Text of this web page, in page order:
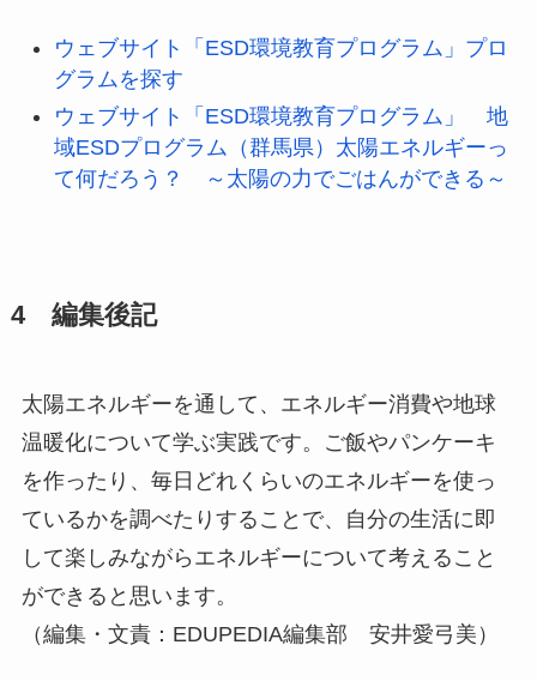
ウェブサイト「ESD環境教育プログラム」プロ
グラムを探す
ウェブサイト「ESD環境教育プログラム」 地
域ESDプログラム（群馬県）太陽エネルギーっ
て何だろう？ ～太陽の力でごはんができる～
4 編集後記
太陽エネルギーを通して、エネルギー消費や地球
温暖化について学ぶ実践です。ご飯やパンケーキ
を作ったり、毎日どれくらいのエネルギーを使っ
ているかを調べたりすることで、自分の生活に即
して楽しみながらエネルギーについて考えること
ができると思います。
（編集・文責：EDUPEDIA編集部 安井愛弓美）